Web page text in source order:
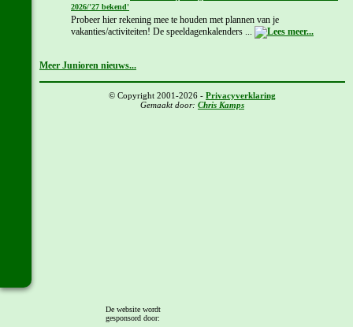
2026/'27 bekend'
Probeer hier rekening mee te houden met plannen van je
vakanties/activiteiten! De speeldagenkalenders ...
Meer Junioren nieuws...
© Copyright 2001-2026 - Privacyverklaring
Gemaakt door: Chris Kamps
De website wordt
gesponsord door: